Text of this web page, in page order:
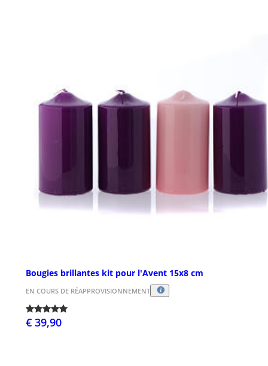
Bougies brillantes kit pour l'Avent 15x8 cm
EN COURS DE RÉAPPROVISIONNEMENT
€ 39,90